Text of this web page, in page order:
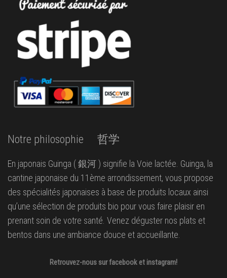
Notre philosophie 哲学
En japonais Guinga ( 銀河 ) signifie la Voie lactée. Guinga, la
cantine japonaise du 11ème arrondissement, vous propose
des spécialités japonaises à base de produits locaux ainsi
qu’une sélection de produits bio pour vous faire plaisir en
prenant soin de votre santé. Venez déguster nos plats et
bentos dans une ambiance douce et accueillante.
Retrouvez-nous sur facebook et instagram!